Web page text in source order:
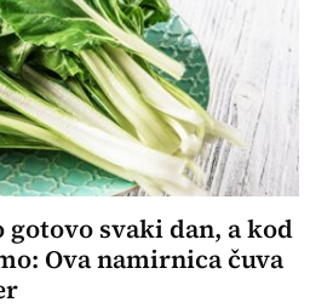
gotovo svaki dan, a kod
Ova namirnica čuva